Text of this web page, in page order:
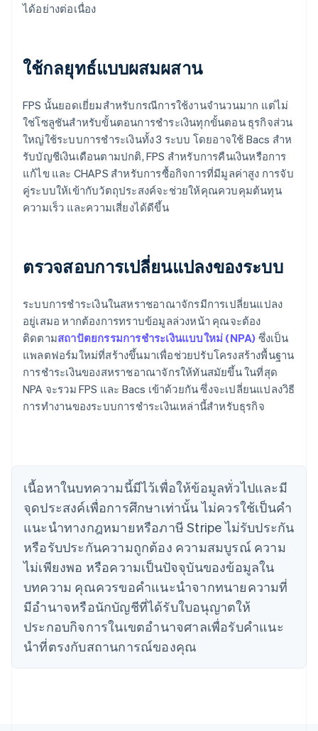
ได้อย่างต่อเนื่อง
ใช้กลยุทธ์แบบผสมผสาน
FPS นั้นยอดเยี่ยมสําหรับกรณีการใช้งานจํานวนมาก แต่ไม่
ใช่โซลูชันสําหรับขั้นตอนการชําระเงินทุกขั้นตอน ธุรกิจส่วน
ใหญ่ใช้ระบบการชําระเงินทั้ง 3 ระบบ โดยอาจใช้ Bacs สําห
รับบัญชีเงินเดือนตามปกติ, FPS สําหรับการคืนเงินหรือการ
แก้ไข และ CHAPS สําหรับการซื้อกิจการที่มีมูลค่าสูง การจับ
คู่ระบบให้เข้ากับวัตถุประสงค์จะช่วยให้คุณควบคุมต้นทุน
ความเร็ว และความเสี่ยงได้ดีขึ้น
ตรวจสอบการเปลี่ยนแปลงของระบบ
ระบบการชําระเงินในสหราชอาณาจักรมีการเปลี่ยนแปลง
อยู่เสมอ หากต้องการทราบข้อมูลล่วงหน้า คุณจะต้อง
ติดตามสถาปัตยกรรมการชําระเงินแบบใหม่ (NPA) ซึ่งเป็น
แพลตฟอร์มใหม่ที่สร้างขึ้นมาเพื่อช่วยปรับโครงสร้างพื้นฐาน
การชําระเงินของสหราชอาณาจักรให้ทันสมัยขึ้น ในที่สุด
NPA จะรวม FPS และ Bacs เข้าด้วยกัน ซึ่งจะเปลี่ยนแปลงวิธี
การทํางานของระบบการชําระเงินเหล่านี้สําหรับธุรกิจ
เนื้อหาในบทความนี้มีไว้เพื่อให้ข้อมูลทั่วไปและมี
จุดประสงค์เพื่อการศึกษาเท่านั้น ไม่ควรใช้เป็นคํา
แนะนําทางกฎหมายหรือภาษี Stripe ไม่รับประกัน
หรือรับประกันความถูกต้อง ความสมบูรณ์ ความ
ไม่เพียงพอ หรือความเป็นปัจจุบันของข้อมูลใน
บทความ คุณควรขอคําแนะนําจากทนายความที่
มีอํานาจหรือนักบัญชีที่ได้รับใบอนุญาตให้
ประกอบกิจการในเขตอํานาจศาลเพื่อรับคําแนะ
นําที่ตรงกับสถานการณ์ของคุณ
กรีซ
English
เขตบริหารพิเศษฮ่องกง ประเทศจีน
โครเอเชีย
จีนแผ่นดินใหญ่
简体中文English
ไซปรัส
English
ญี่ปุ่น
日本語 English
เดนมาร์ก
English
ไทย
นอร์เวย์
English